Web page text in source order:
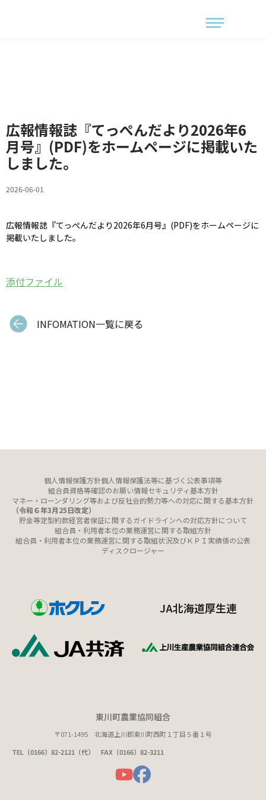
広報情報誌『てっぺんだより2026年6
月号』(PDF)をホームページに掲載いた
しました。
2026-06-01
広報情報誌『てっぺんだより2026年6月号』(PDF)をホームページに
掲載いたしました。
添付ファイル
INFOMATION一覧に戻る
個人情報保護方針個人情報保護法等に基づく公表事項等
組合員資格等確認のお願い情報セキュリティ基本方針
マネー・ローンダリング等および反社会的勢力等への対応に関する基本方針
（令和６年3月25日改定）
貯金等定型約款経営者保証に関するガイドラインへの対応方針について
組合員・利用者本位の業務運営に関する取組方針
組合員・利用者本位の業務運営に関する取組状況及びＫＰＩ実績値の公表
ディスクロージャー
JA北海道厚生連
東川町農業協同組合
〒071-1495 北海道上川郡東川町西町１丁目５番１号
TEL（0166）82-2121（代） FAX（0166）82-3211